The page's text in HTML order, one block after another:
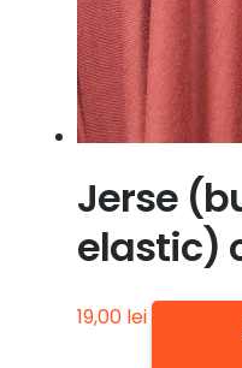
Jerse
elastic)
19,00 lei